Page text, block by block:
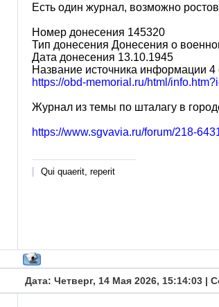
Есть один журнал, возможно
Номер донесения 145320
Тип донесения Донесения о
Дата донесения 13.10.1945
Название источника информации 4
https://obd-memorial.ru/html/
Журнал из темы по шталагу в
https://www.sgvavia.ru/forum/218-
Qui quaerit, reperit
Дата: Четверг, 14 Мая 2026, 15:14:03 |